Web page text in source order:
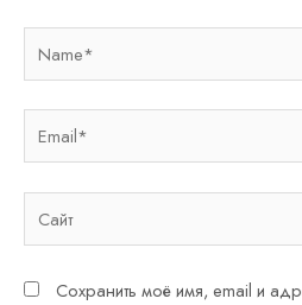
Email*
Сохранить моё имя, email и